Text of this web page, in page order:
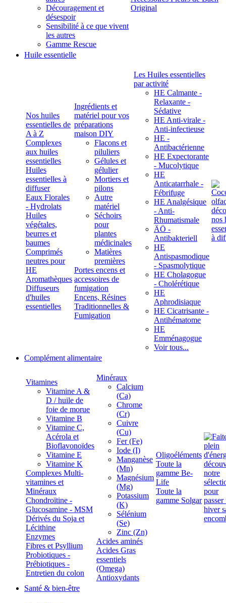
Découragement et
désespoir
Sensibilité à ce que vivent
les autres
Gamme Rescue
Original
Huile essentielle
Nos huiles
essentielles de
A à Z
Complexes
aux huiles
essentielles
Huiles
essentielles à
diffuser
Eaux Florales
- Hydrolats
Huiles
végétales,
beurres et
baumes
Comprimés
neutres pour
HE
Aromathèques
Diffuseurs
d'huiles
essentielles
Ingrédients et
matériel pour vos
préparations
maison DIY
Flacons et
piluliers
Gélules et
gélulier
Mortiers et
pilons
Autre
matériel
Séchoirs
pour
plantes
médicinales
Matières
premières
Portes encens et
accessoires de
fumigation
Encens, Résines
Traditionnelles &
Fumigation
Les Huiles essentielles
par activité
HE Calmante -
Relaxante -
Sédative
HE Anti-virale -
Anti-infectieuse
HE -
Antibactérienne
HE Expectorante
- Mucolytique
HE
Anticatarrhale -
Fébrifuge
HE Analgésique
- Anti-
Rhumatismale
ÄÖ -
Antibakteriell
HE
Antispasmodique
- Spasmolytique
HE Cholagogue
- Cholérétique
HE
Aphrodisiaque
HE Cicatrisante -
Antihématome
HE
Emménagogue
Voir tous...
Complément alimentaire
Vitamines
Vitamine A &
D / huile de
foie de morue
Vitamine B
Vitamine C,
Acérola et
Bioflavonoïdes
Vitamine E
Vitamine K
Complexes Multi-
vitamines et
Minéraux
Chondroïtine -
Glucosamine - MSM
Dérivés du Soja et
Lécithine
Enzymes
Fibres et Psyllium
Probiotiques -
Prébiotiques -
Entretien du colon
Minéraux
Calcium
(Ca)
Chrome
(Cr)
Cuivre
(Cu)
Fer (Fe)
Iode (I)
Manganèse
(Mn)
Magnésium
(Mg)
Potassium
(K)
Sélénium
(Se)
Zinc (Zn)
Acides aminés
Acides Gras
essentiels
(Omega)
Antioxydants
Oligoéléments
Toute la
gamme Be-
Life
Toute la
gamme Solgar
Santé & bien-être